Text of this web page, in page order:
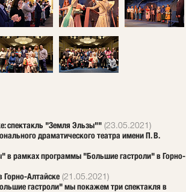
спектакль "Земля Эльзы"" (23.05.2021)
драматического театра имени П. В.
в рамках программы "Большие гастроли" в Горно-
Горно-Алтайске (21.05.2021)
гастроли" мы покажем три спектакля в